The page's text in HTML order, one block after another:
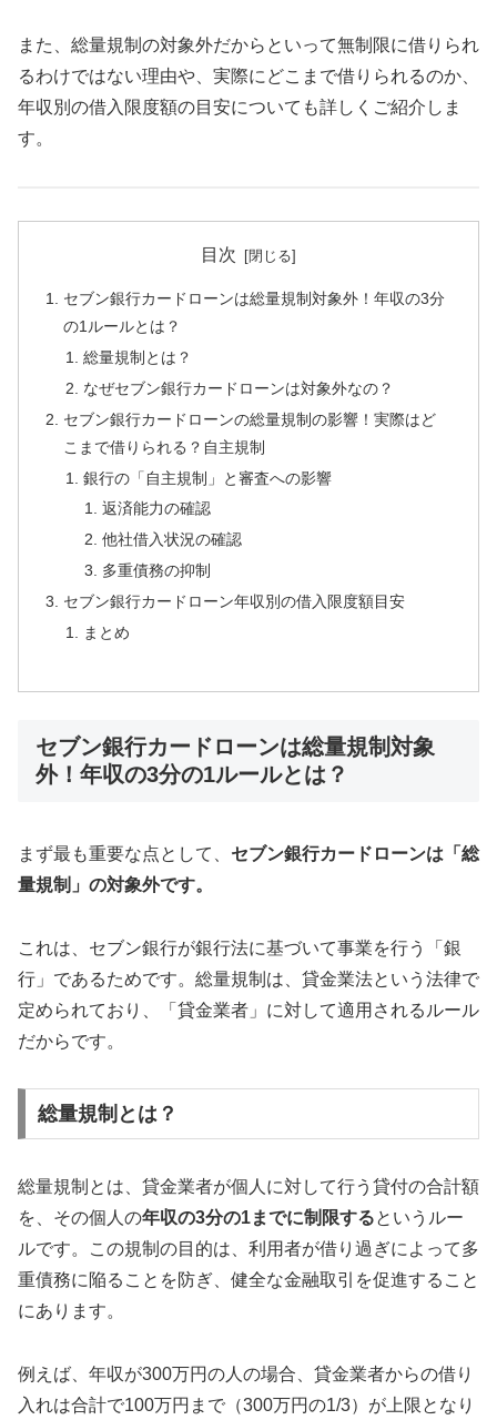
また、総量規制の対象外だからといって無制限に借りられ
るわけではない理由や、実際にどこまで借りられるのか、
年収別の借入限度額の目安についても詳しくご紹介しま
す。
目次
セブン銀行カードローンは総量規制対象外！年収の3分
の1ルールとは？
総量規制とは？
なぜセブン銀行カードローンは対象外なの？
セブン銀行カードローンの総量規制の影響！実際はど
こまで借りられる？自主規制
銀行の「自主規制」と審査への影響
返済能力の確認
他社借入状況の確認
多重債務の抑制
セブン銀行カードローン年収別の借入限度額目安
まとめ
セブン銀行カードローンは総量規制対象
外！年収の3分の1ルールとは？
まず最も重要な点として、 セブン銀行カードローンは「総
量規制」の対象外です。
これは、セブン銀行が銀行法に基づいて事業を行う「銀
行」であるためです。総量規制は、貸金業法という法律で
定められており、「貸金業者」に対して適用されるルール
だからです。
総量規制とは？
総量規制とは、貸金業者が個人に対して行う貸付の合計額
を、その個人の年収の3分の1までに制限するというルー
ルです。この規制の目的は、利用者が借り過ぎによって多
重債務に陥ることを防ぎ、健全な金融取引を促進すること
にあります。
例えば、年収が300万円の人の場合、貸金業者からの借り
入れは合計で100万円まで（300万円の1/3）が上限となり